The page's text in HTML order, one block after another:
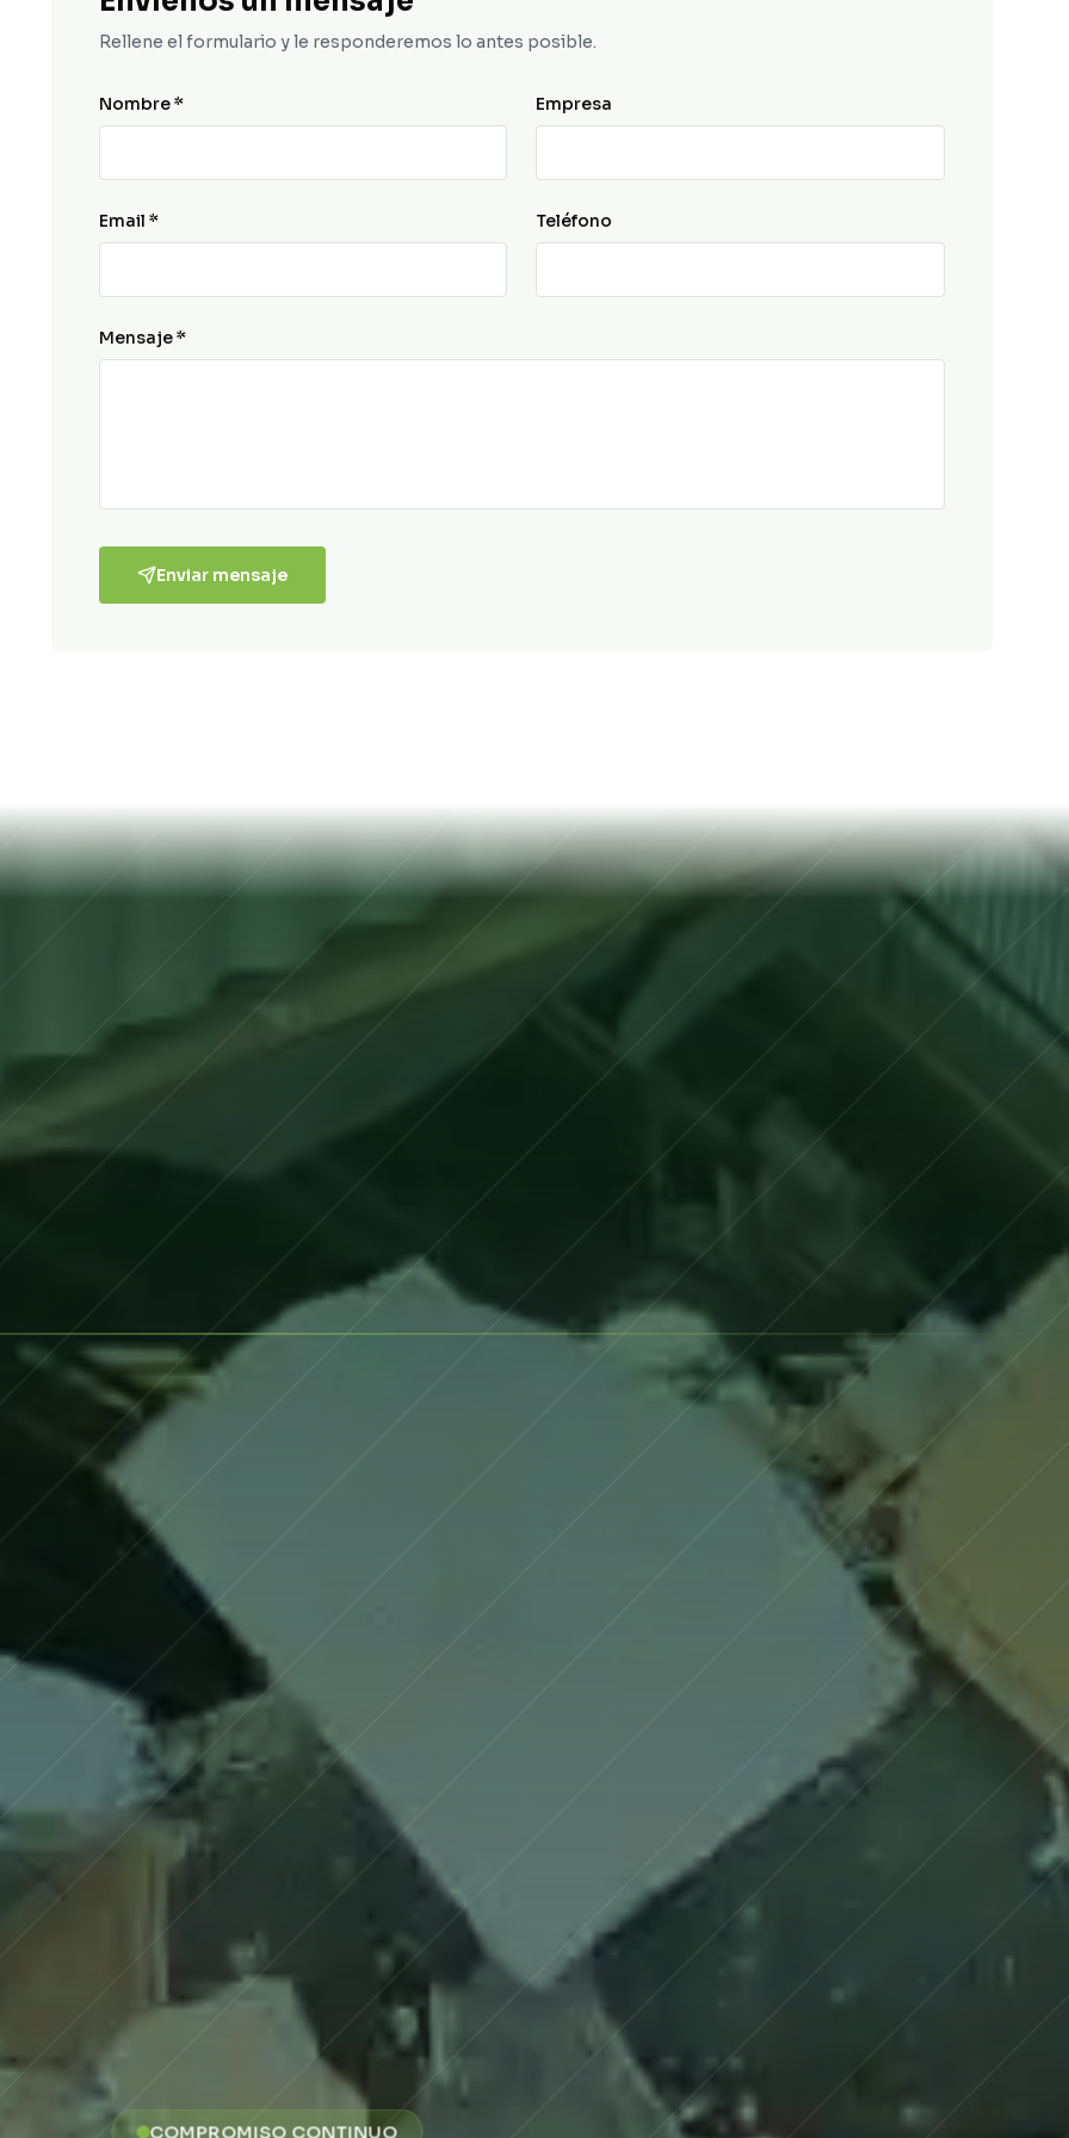
Rellene el formulario y le responderemos lo antes posible.
Nombre * Empresa
Email * Teléfono
Mensaje *
Enviar mensaje
COMPROMISO CONTINUO